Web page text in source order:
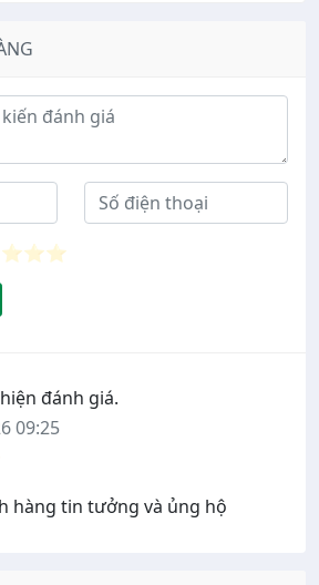
⭐⭐⭐
đánh giá.
09:25
hàng tin tưởng và ủng hộ